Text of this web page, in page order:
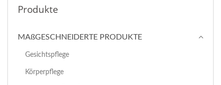
Produkte
MAßGESCHNEIDERTE PRODUKTE
Gesichtspflege
Körperpflege